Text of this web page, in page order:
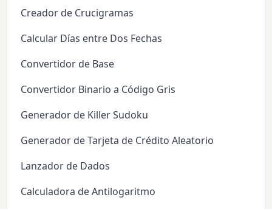
Creador de Crucigramas
Calcular Días entre Dos Fechas
Convertidor de Base
Convertidor Binario a Código Gris
Generador de Killer Sudoku
Generador de Tarjeta de Crédito Aleatorio
Lanzador de Dados
Calculadora de Antilogaritmo